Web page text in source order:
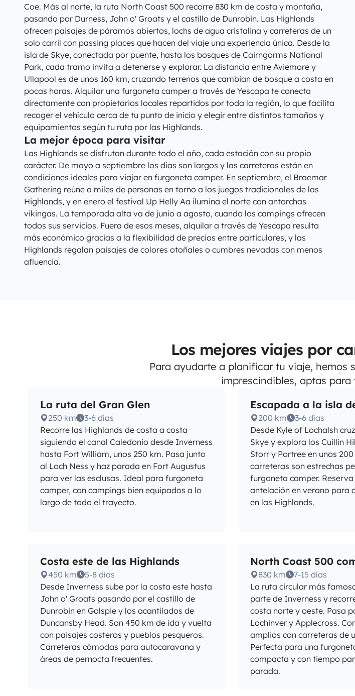
Coe. Más al norte, la ruta North Coast 500 recorre 830 km de costa y montaña,
pasando por Durness, John o' Groats y el castillo de Dunrobin. Las Highlands
ofrecen paisajes de páramos abiertos, lochs de agua cristalina y carreteras de un
solo carril con passing places que hacen del viaje una experiencia única. Desde la
isla de Skye, conectada por puente, hasta los bosques de Cairngorms National
Park, cada tramo invita a detenerse y explorar. La distancia entre Aviemore y
Ullapool es de unos 160 km, cruzando terrenos que cambian de bosque a costa en
pocas horas. Alquilar una furgoneta camper a través de Yescapa te conecta
directamente con propietarios locales repartidos por toda la región, lo que facilita
recoger el vehículo cerca de tu punto de inicio y elegir entre distintos tamaños y
equipamientos según tu ruta por las Highlands.
La mejor época para visitar
Las Highlands se disfrutan durante todo el año, cada estación con su propio
carácter. De mayo a septiembre los días son largos y las carreteras están en
condiciones ideales para viajar en furgoneta camper. En septiembre, el Braemar
Gathering reúne a miles de personas en torno a los juegos tradicionales de las
Highlands, y en enero el festival Up Helly Aa ilumina el norte con antorchas
vikingas. La temporada alta va de junio a agosto, cuando los campings ofrecen
todos sus servicios. Fuera de esos meses, alquilar a través de Yescapa resulta
más económico gracias a la flexibilidad de precios entre particulares, y las
Highlands regalan paisajes de colores otoñales o cumbres nevadas con menos
afluencia.
Los mejores viajes por
Para ayudarte a planificar tu viaje, hemos
imprescindibles, aptas
La ruta del Gran Glen
250 km
3-6 días
Recorre las Highlands de costa a costa
siguiendo el canal Caledonio desde Inverness
hasta Fort William, unos 250 km. Pasa junto
al Loch Ness y haz parada en Fort Augustus
para ver las esclusas. Ideal para furgoneta
camper, con campings bien equipados a lo
largo de todo el trayecto.
Escapada a la isla
200 km
3-6 días
Desde Kyle of Lochalsh
Skye y explora los Cuillin
Storr y Portree en unos
carreteras son estrechas
furgoneta camper.
antelación en verano para
en las Highlands.
Costa este de las Highlands
450 km
5-8 días
Desde Inverness sube por la costa este hasta
John o' Groats pasando por el castillo de
Dunrobin en Golspie y los acantilados de
Duncansby Head. Son 450 km de ida y vuelta
con paisajes costeros y pueblos pesqueros.
Carreteras cómodas para autocaravana y
áreas de pernocta frecuentes.
North Coast 500
830 km
7-15 días
La ruta circular más
parte de Inverness y
costa norte y oeste. Pasa
Lochinver y Applecross.
amplios con carreteras de
Perfecta para una
compacta y con tiempo
parada.